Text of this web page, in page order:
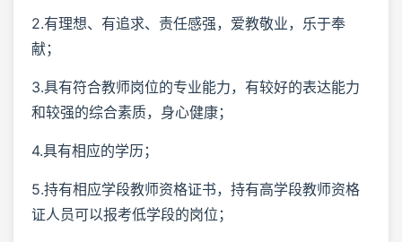
2.有理想、有追求、责任感强，爱教敬业，乐于奉
献；
3.具有符合教师岗位的专业能力，有较好的表达能力
和较强的综合素质，身心健康；
4.具有相应的学历；
5.持有相应学段教师资格证书，持有高学段教师资格
证人员可以报考低学段的岗位；